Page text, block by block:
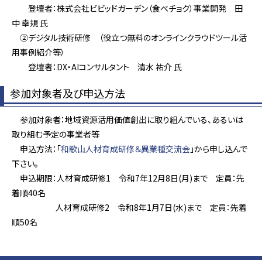
登壇者：株式会社ビビッドガーデン（食べチョク）事業開発 田
中 幸規 氏
②デジタル技術研修 （役立つ無料のオンラインクラウドツール活
用事例紹介等）
登壇者：DX・AIコンサルタント 清水 祐介 氏
参加対象者及び申込方法
参加対象者：地域資源活用価値創出に取り組んでいる、あるいは
取り組む予定の事業者等
申込方法：「和歌山人材育成研修＆異業種交流会 」から申し込んで
下さい。
申込期限：人材育成研修1 令和7年12月8日(月)まで 定員：先
着順40名
人材育成研修2 令和8年1月7日(水)まで 定員：先着
順50名